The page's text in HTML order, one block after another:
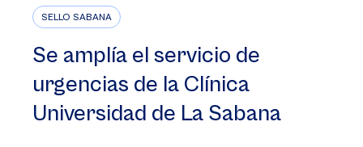
SELLO SABANA
Se amplía el servicio de
urgencias de la Clínica
Universidad de La Sabana